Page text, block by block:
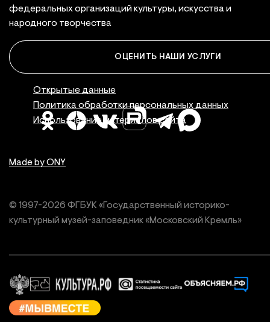
федеральных организаций культуры, искусства и
народного творчества
ОЦЕНИТЬ НАШИ УСЛУГИ
Made by ONY
© 1997-2026 ФГБУК «Государственный историко-
культурный музей-заповедник «Московский Кремль»
Правовая
Открытые данные
Политика обработки персональных данных
Использование материалов сайта